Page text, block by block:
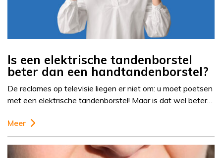
Is een elektrische tandenborstel
beter dan een handtandenborstel?
De reclames op televisie liegen er niet om: u moet poetsen
met een elektrische tandenborstel! Maar is dat wel beter…
Meer